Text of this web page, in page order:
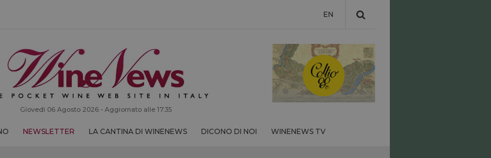
EN
Giovedì 06 Agosto 2026 - Aggiornato alle 17:35
NEWSLETTER LA CANTINA DI WINENEWS DICONO DI NOI WINENEWS TV